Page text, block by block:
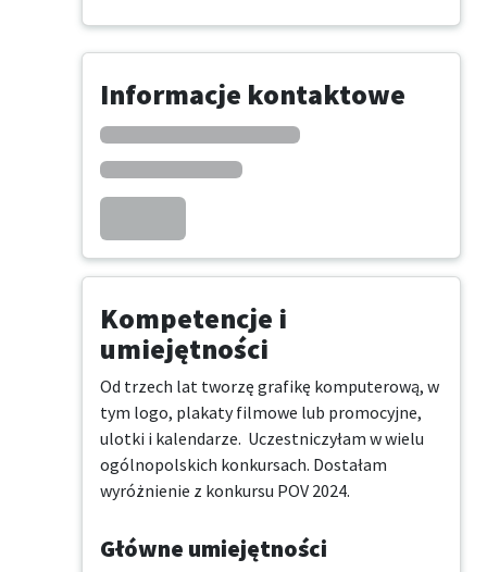
Informacje kontaktowe
Kompetencje i
umiejętności
Od trzech lat tworzę grafikę komputerową, w
tym logo, plakaty filmowe lub promocyjne,
ulotki i kalendarze.  Uczestniczyłam w wielu
ogólnopolskich konkursach. Dostałam
wyróżnienie z konkursu POV 2024.
Główne umiejętności